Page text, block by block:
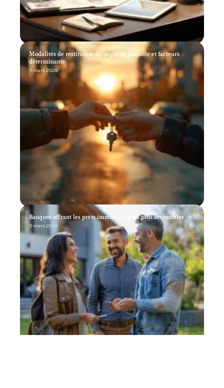
Modalités de restitution du dépôt de garantie et facteurs
déterminants
11 mars 2026
Banques offrant les prêts immobiliers les plus accessibles
11 mars 2026